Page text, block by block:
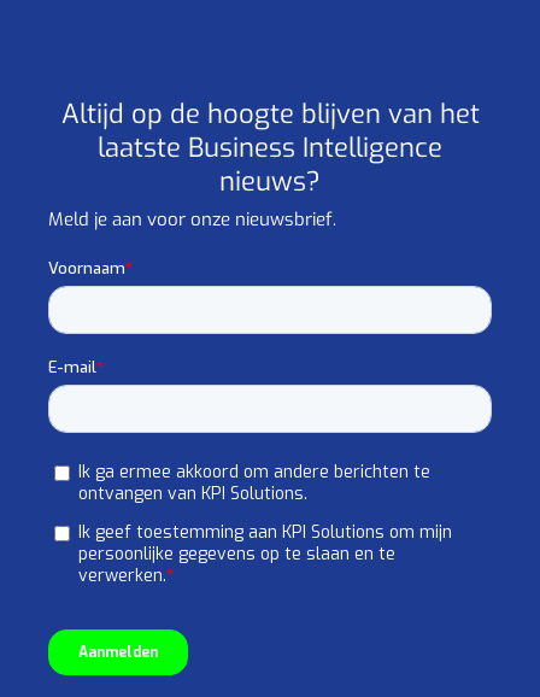
Altijd op de hoogte blijven van het
laatste Business Intelligence
nieuws?
Meld je aan voor onze nieuwsbrief.